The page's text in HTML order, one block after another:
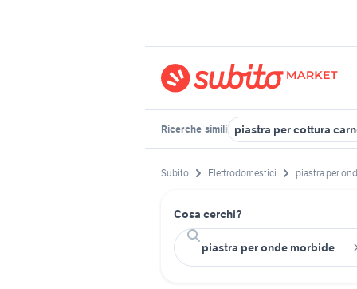
Ricerche simili piastra per cottura
Subito Elettrodomestici piastra per
Cosa cerchi?